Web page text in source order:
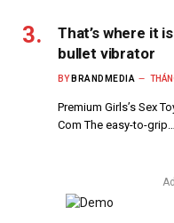
That’s where it
bullet vibrator
BY BRANDMEDIA
Premium Girls’s Sex
Com The easy-to-grip…